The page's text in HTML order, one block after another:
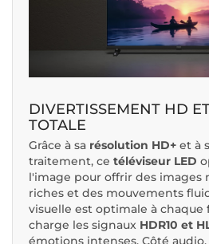
DIVERTISSEMENT HD
TOTALE
Grâce à sa résolution HD+ et à
traitement, ce téléviseur LED
l'image pour offrir des images
riches et des mouvements
visuelle est optimale à chaque
charge les signaux HDR10 et
émotions intenses. Côté audio,